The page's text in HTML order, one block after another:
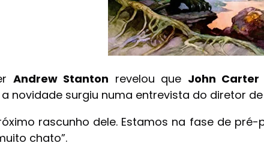
Andrew Stanton revelou que John
novidade surgiu numa entrevista do diretor de
rascunho dele. Estamos na fase de
chato”.